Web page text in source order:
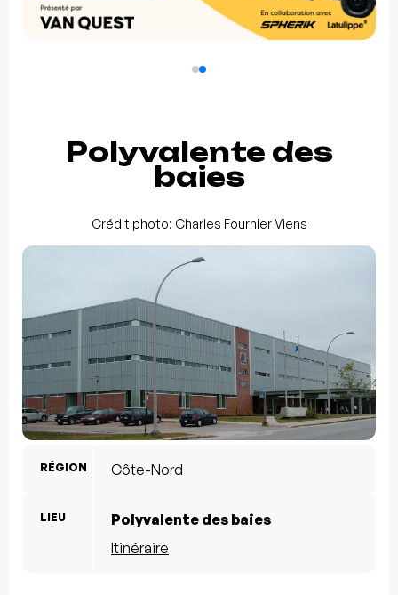
Polyvalente des
baies
Crédit photo: Charles Fournier Viens
RÉGION Côte-Nord
LIEU
Polyvalente des baies
Itinéraire